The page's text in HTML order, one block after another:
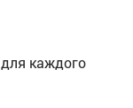
каждого